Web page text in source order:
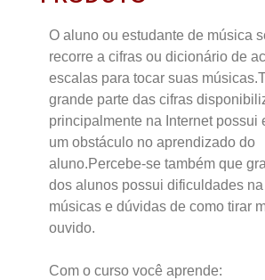
O aluno ou estudante de música
recorre a cifras ou dicionário de
escalas para tocar suas
grande parte das cifras
principalmente na Internet possui
um obstáculo no aprendizado do
aluno.Percebe-se também que
dos alunos possui dificuldades
músicas e dúvidas de como tirar
ouvido.
Com o curso você aprende: